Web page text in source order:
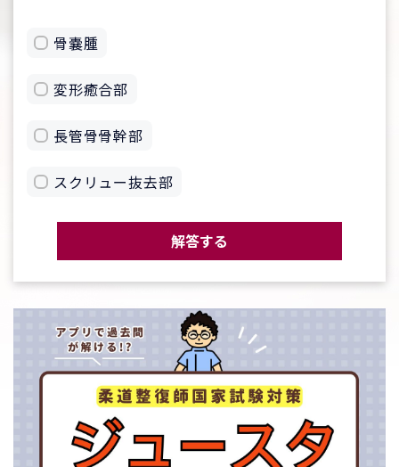
骨嚢腫
変形癒合部
長管骨骨幹部
スクリュー抜去部
解答する